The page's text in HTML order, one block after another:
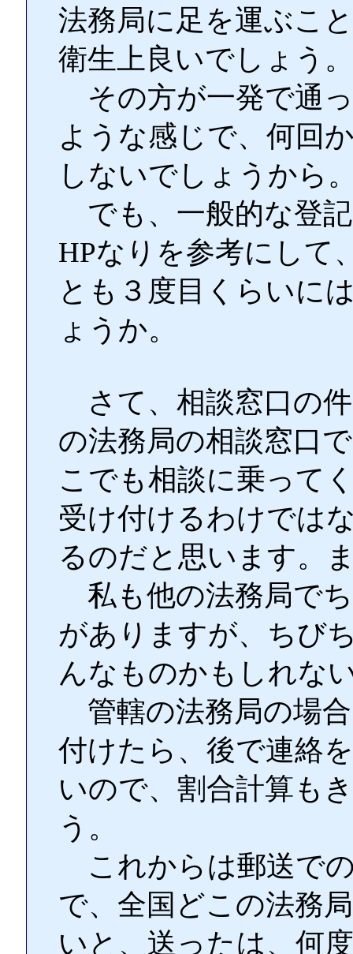
法務局に足を運ぶこ
衛生上良いでしょう。
その方が一発で通
ような感じで、何回
しないでしょうから
でも、一般的な登
HPなりを参考にして
とも３度目くらいに
ょうか。
さて、相談窓口の
の法務局の相談窓口
こでも相談に乗って
受け付けるわけでは
るのだと思います。
私も他の法務局で
がありますが、ちび
んなものかもしれな
管轄の法務局の場
付けたら、後で連絡
いので、割合計算も
う。
これからは郵送で
で、全国どこの法務
いと、送ったは、何